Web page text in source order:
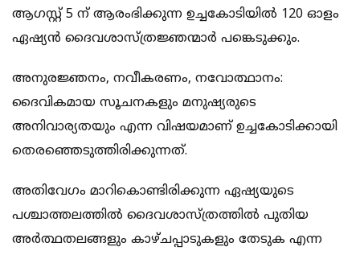
ആഗസ്റ്റ് 5 ന് ആരംഭിക്കുന്ന ഉച്ചകോടിയില്‍ 120 ഓളം
ഏഷ്യന്‍ ദൈവശാസ്ത്രജ്ഞന്മാര്‍ പങ്കെടുക്കും.
അനുരജ്ഞനം, നവീകരണം, നവോത്ഥാനം:
ദൈവികമായ സൂചനകളും മനുഷ്യരുടെ
അനിവാര്യതയും എന്ന വിഷയമാണ് ഉച്ചകോടിക്കായി
തെരഞ്ഞെടുത്തിരിക്കുന്നത്.
അതിവേഗം മാറികൊണ്ടിരിക്കുന്ന ഏഷ്യയുടെ
പശ്ചാത്തലത്തില്‍ ദൈവശാസ്ത്രത്തില്‍ പുതിയ
അര്‍ത്ഥതലങ്ങളും കാഴ്ചപ്പാടുകളും തേടുക എന്ന